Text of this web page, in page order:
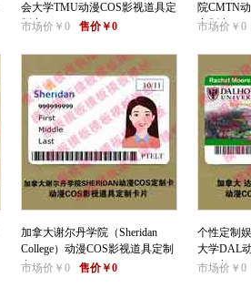
会大学TMU动漫COS影视道具定
制卡
市场价￥0 售价￥0
院CMTN
定制卡
市场价￥0
加拿大谢尔丹学院（Sheridan
College）动漫COS影视道具定制
卡
市场价￥0 售价￥0
个性定制
大学DAL
DIY卡
市场价￥0